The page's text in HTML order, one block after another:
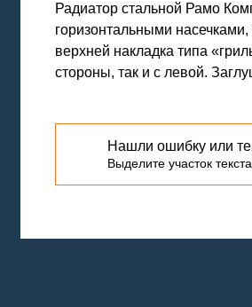
Радиатор стальной Рамо
горизонтальными
верхней накладка типа
стороны, так и с левой.
Нашли ошибку или
Выделите участок